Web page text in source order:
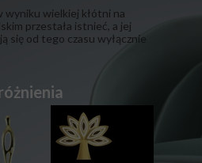
wyniku wielkiej kłótni na
przestała istnieć, a jej
się od tego czasu wyłącznie